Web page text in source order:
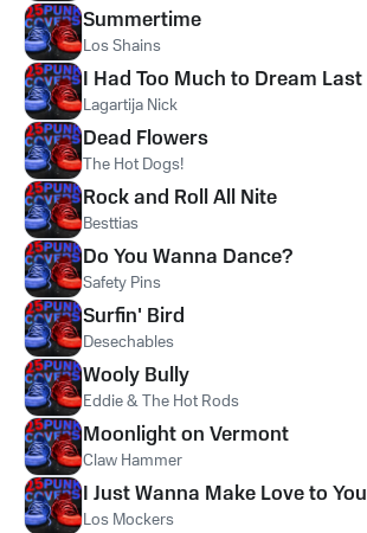
Summertime
Los Shains
I Had Too Much to Dream Last
Lagartija Nick
Dead Flowers
The Hot Dogs!
Rock and Roll All Nite
Besttias
Do You Wanna Dance?
Safety Pins
Surfin' Bird
Desechables
Wooly Bully
Eddie & The Hot Rods
Moonlight on Vermont
Claw Hammer
I Just Wanna Make Love to You
Los Mockers